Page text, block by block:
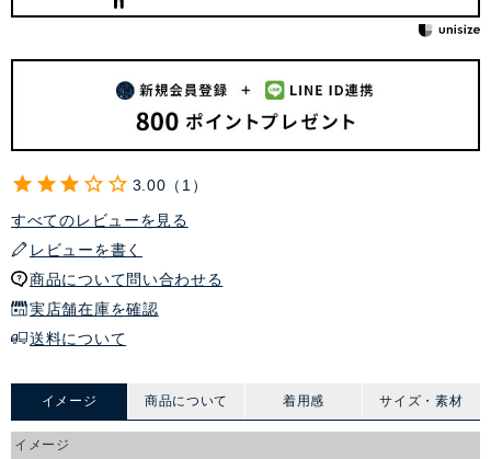
3.00
1
すべてのレビューを見る
レビューを書く
商品について問い合わせる
実店舗在庫を確認
送料について
イメージ 商品について 着用感 サイズ・素材
イメージ